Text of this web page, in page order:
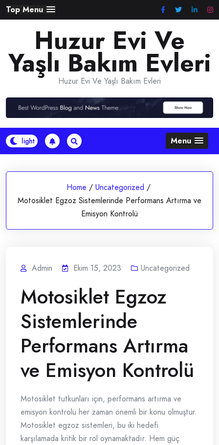
Skip
to
Top Menu
Huzur Evi Ve
Yaşlı Bakım Evleri
Huzur Evi Ve Yaşlı Bakım Evleri
Menu
Home / Uncategorized /
Motosiklet Egzoz Sistemlerinde Performans Artırma ve
Emisyon Kontrolü
Admin Ekim 15, 2023 Uncategorized
Motosiklet Egzoz
Sistemlerinde
Performans Artırma
ve Emisyon Kontrolü
Motosiklet tutkunları için, performans artırma ve
emisyon kontrolü her zaman önemli bir konu olmuştur.
Motosiklet egzoz sistemleri, bu iki hedefi
karşılamada kritik bir rol oynamaktadır. Hem güç